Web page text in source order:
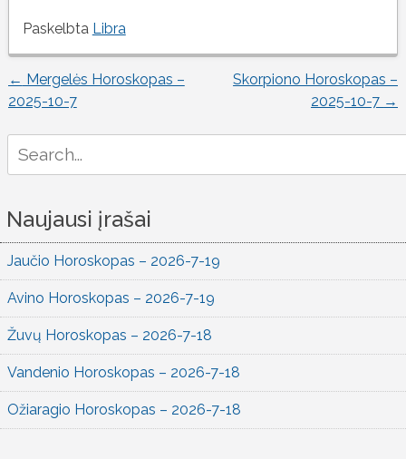
Paskelbta Libra
Įrašo
naršymas
← Mergelės Horoskopas –
2025-10-7
Skorpiono Horoskopas –
2025-10-7 →
for:
Naujausi įrašai
Jaučio Horoskopas – 2026-7-19
Avino Horoskopas – 2026-7-19
Žuvų Horoskopas – 2026-7-18
Vandenio Horoskopas – 2026-7-18
Ožiaragio Horoskopas – 2026-7-18